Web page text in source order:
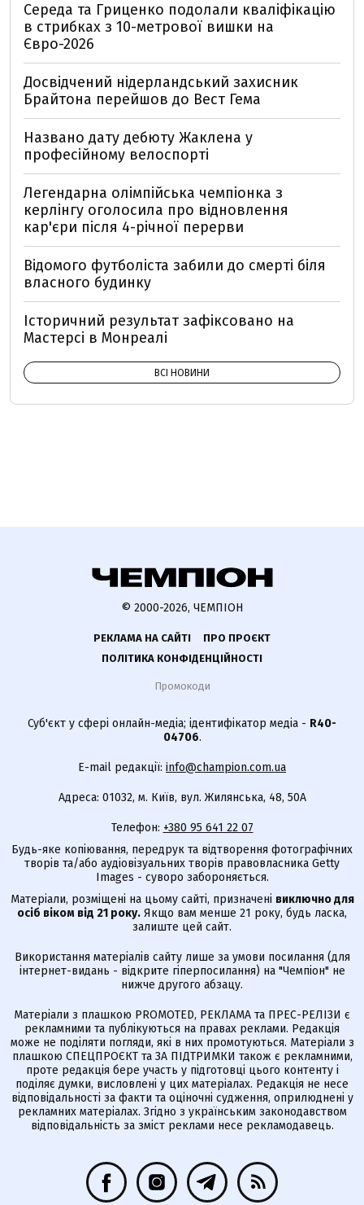
Середа та Гриценко подолали кваліфікацію
в стрибках з 10-метрової вишки на
Євро-2026
Досвідчений нідерландський захисник
Брайтона перейшов до Вест Гема
Названо дату дебюту Жаклена у
професійному велоспорті
Легендарна олімпійська чемпіонка з
керлінгу оголосила про відновлення
кар'єри після 4-річної перерви
Відомого футболіста забили до смерті біля
власного будинку
Історичний результат зафіксовано на
Мастерсі в Монреалі
ВСІ НОВИНИ
© 2000-2026, ЧЕМПІОН
РЕКЛАМА НА САЙТІ
ПРО ПРОЄКТ
ПОЛІТИКА КОНФІДЕНЦІЙНОСТІ
Промокоди
Суб'єкт у сфері онлайн-медіа; ідентифікатор медіа - R40-
04706.
E-mail редакції: info@champion.com.ua
Адреса: 01032, м. Київ, вул. Жилянська, 48, 50А
Телефон: +380 95 641 22 07
Будь-яке копіювання, передрук та відтворення фотографічних
творів та/або аудіовізуальних творів правовласника Getty
Images - суворо забороняється.
Матеріали, розміщені на цьому сайті, призначені виключно для
осіб віком від 21 року. Якщо вам менше 21 року, будь ласка,
залиште цей сайт.
Використання матеріалів сайту лише за умови посилання (для
інтернет-видань - відкрите гіперпосилання) на "Чемпіон" не
нижче другого абзацу.
Матеріали з плашкою PROMOTED, РЕКЛАМА та ПРЕС-РЕЛІЗИ є
рекламними та публікуються на правах реклами. Редакція
може не поділяти погляди, які в них промотуються. Матеріали з
плашкою СПЕЦПРОЄКТ та ЗА ПІДТРИМКИ також є рекламними,
проте редакція бере участь у підготовці цього контенту і
поділяє думки, висловлені у цих матеріалах. Редакція не несе
відповідальності за факти та оціночні судження, оприлюднені у
рекламних матеріалах. Згідно з українським законодавством
відповідальність за зміст реклами несе рекламодавець.